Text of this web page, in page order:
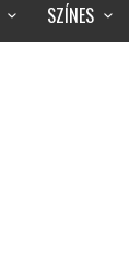
SZÍNES